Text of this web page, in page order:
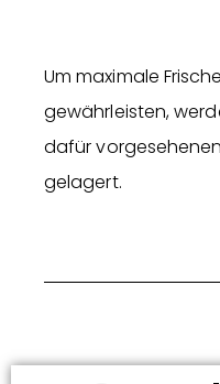
Um maximale
gewährleisten,
dafür
gelagert.